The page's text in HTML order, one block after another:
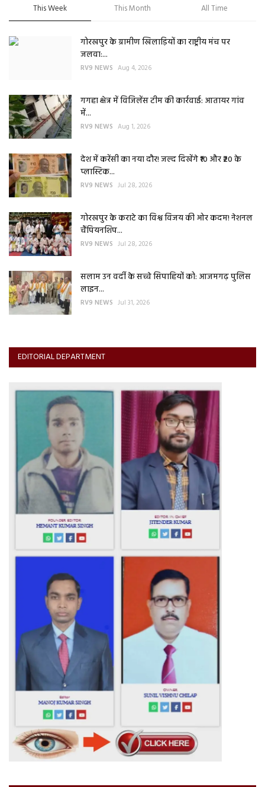
This Week This Month All Time
गोरखपुर के ग्रामीण खिलाड़ियों का राष्ट्रीय मंच पर
जलवा:...
RV9 NEWS Aug 4, 2026
गगहा क्षेत्र में विजिलेंस टीम की कार्रवाई: आतायर गांव
में...
RV9 NEWS Aug 1, 2026
देश में करेंसी का नया दौर! जल्द दिखेंगे ₹10 और ₹20 के
प्लास्टिक...
RV9 NEWS Jul 28, 2026
गोरखपुर के कराटे का विश्व विजय की ओर कदम! नेशनल
चैंपियनशिप...
RV9 NEWS Jul 28, 2026
सलाम उन वर्दी के सच्चे सिपाहियों को: आजमगढ़ पुलिस
लाइन...
RV9 NEWS Jul 31, 2026
EDITORIAL DEPARTMENT